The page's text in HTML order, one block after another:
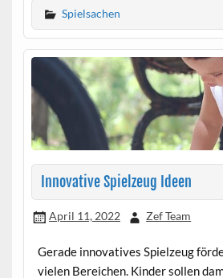
Spielsachen
Innovative Spielzeug Ideen
April 11, 2022 Zef Team
Gerade innovatives Spielzeug
vielen Bereichen. Kinder sollen